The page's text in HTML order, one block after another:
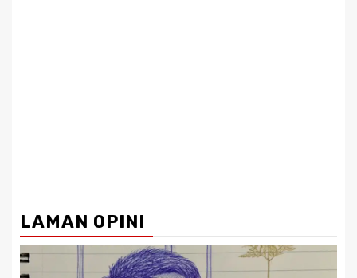
LAMAN OPINI